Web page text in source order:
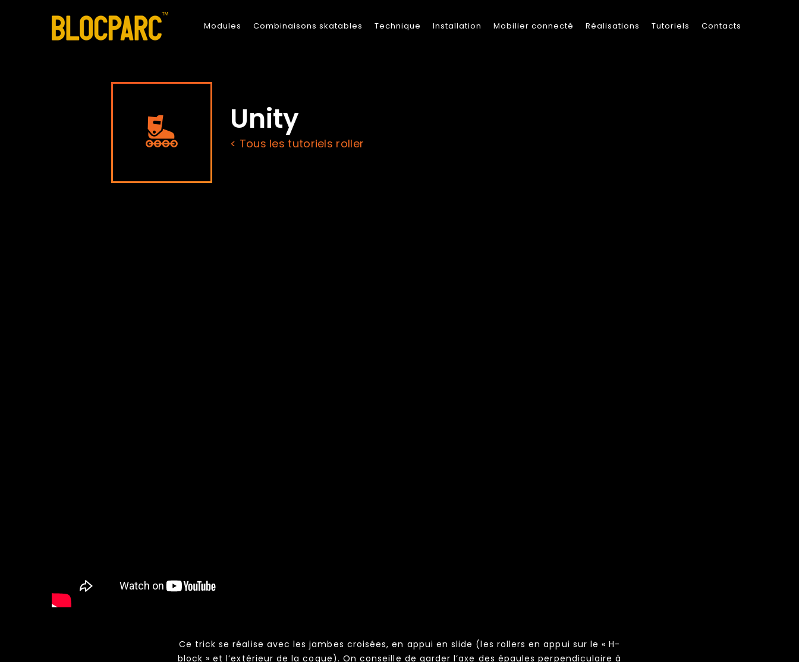
Modules Combinaisons skatables Technique Installation Mobilier connecté Réalisations Tutoriels Contacts
Unity
< Tous les tutoriels roller
Ce trick se réalise avec les jambes croisées, en appui en slide (les rollers en appui sur le « H-
block » et l’extérieur de la coque). On conseille de garder l’axe des épaules perpendiculaire à